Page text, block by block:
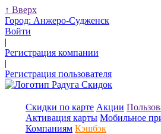
↑ Вверх
Город: Анжеро-Судженск
Войти
|
Регистрация компании
|
Регистрация пользователя
Скидки по карте Акции
Активация карты Мобильное
Компаниям Кэшбэк